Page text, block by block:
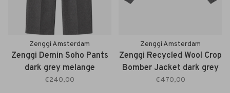
Zenggi Amsterdam
Zenggi Demin Soho Pants
dark grey melange
€240,00
Zenggi Amsterdam
Zenggi Recycled Wool Crop
Bomber Jacket dark grey
melange
€470,00